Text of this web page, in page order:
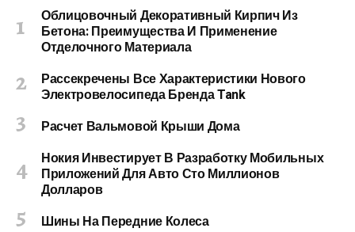
Облицовочный Декоративный Кирпич Из
Бетона: Преимущества И Применение
Отделочного Материала
Рассекречены Все Характеристики Нового
Электровелосипеда Бренда Tank
Расчет Вальмовой Крыши Дома
Нокия Инвестирует В Разработку Мобильных
Приложений Для Авто Сто Миллионов
Долларов
Шины На Передние Колеса